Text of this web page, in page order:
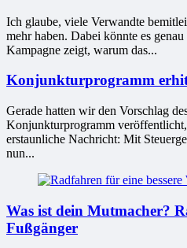
Ich glaube, viele Verwandte
mehr haben. Dabei könnte es
Kampagne zeigt, warum das...
Konjunkturprogramm
Gerade hatten wir den Vorschlag
Konjunkturprogramm
erstaunliche Nachricht: Mit
nun...
Was ist dein Mutmacher?
Fußgänger